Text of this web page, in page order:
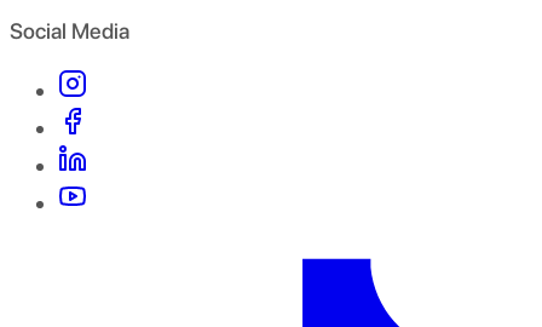
Social Media